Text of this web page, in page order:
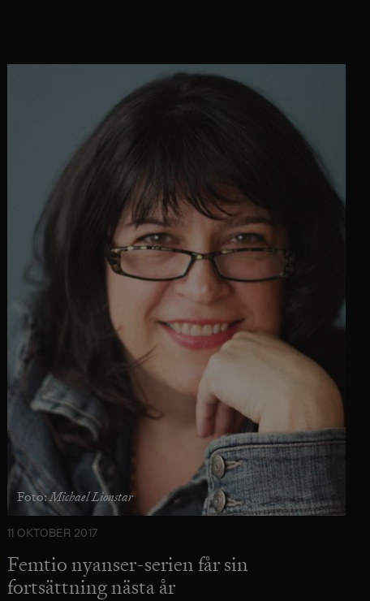
Foto:Michael Lionstar
11 OKTOBER 2017
Femtio nyanser-serien får sin
fortsättning nästa år